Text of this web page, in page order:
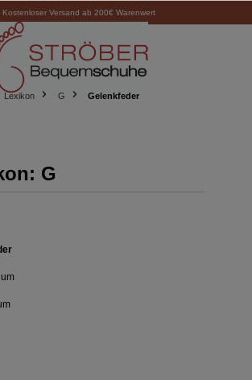
Kostenloser Versand ab 200€ Warenwert
Lexikon G Gelenkfeder
G